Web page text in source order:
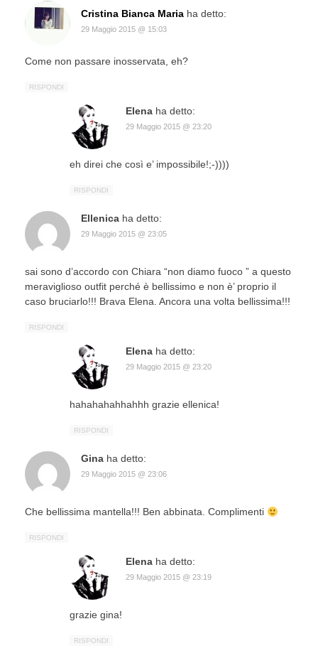
Cristina Bianca Maria ha detto:
29 Maggio 2015 @ 15:03
Come non passare inosservata, eh?
RISPONDI
Elena ha detto:
29 Maggio 2015 @ 23:20
eh direi che così e’ impossibile!;-))))
RISPONDI
Ellenica ha detto:
29 Maggio 2015 @ 23:05
sai sono d’accordo con Chiara “non diamo fuoco ” a questo
meraviglioso outfit perché è bellissimo e non è’ proprio il
caso bruciarlo!!! Brava Elena. Ancora una volta bellissima!!!
RISPONDI
Elena ha detto:
29 Maggio 2015 @ 23:20
hahahahahhahhh grazie ellenica!
RISPONDI
Gina ha detto:
29 Maggio 2015 @ 23:06
Che bellissima mantella!!! Ben abbinata. Complimenti
RISPONDI
Elena ha detto:
29 Maggio 2015 @ 23:19
grazie gina!
RISPONDI